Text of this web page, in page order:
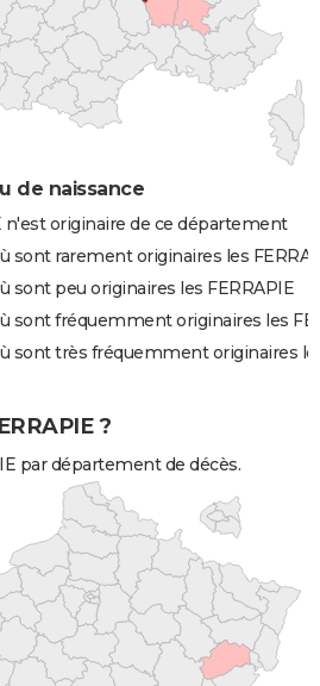
de naissance
n'est originaire de ce département
sont rarement originaires les
sont peu originaires les FERRAPIE
sont fréquemment originaires les
sont très fréquemment originaires
?
par département de décès.